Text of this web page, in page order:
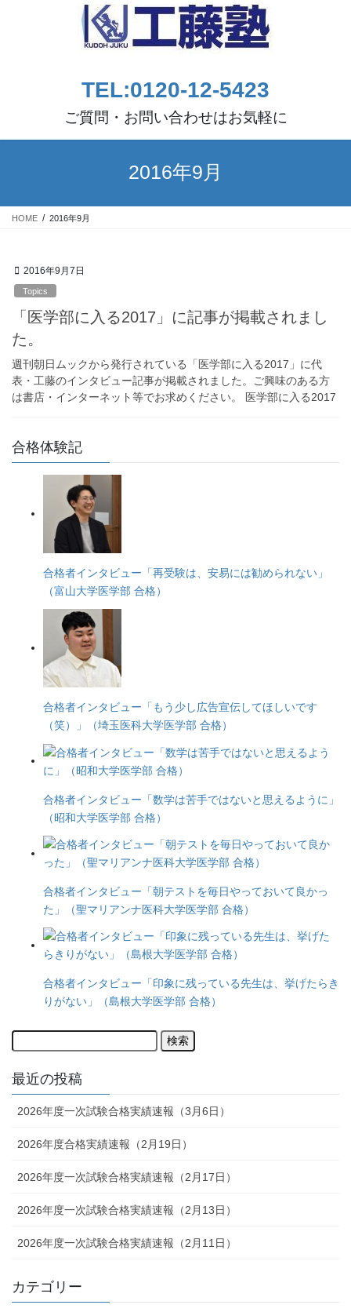
ッ
移
TEL:0120-12-5423
ご質問・お問い合わせはお気軽に
2016年9月
HOME 2016年9月
2016年9月7日
Topics
「医学部に入る2017」に記事が掲載されまし
た。
週刊朝日ムックから発行されている「医学部に入る2017」に代
表・工藤のインタビュー記事が掲載されました。ご興味のある方
は書店・インターネット等でお求めください。 医学部に入る2017
合格体験記
合格者インタビュー「再受験は、安易には勧められない」
（富山大学医学部 合格）
合格者インタビュー「もう少し広告宣伝してほしいです
（笑）」（埼玉医科大学医学部 合格）
合格者インタビュー「数学は苦手ではないと思えるように」
（昭和大学医学部 合格）
合格者インタビュー「朝テストを毎日やっておいて良かっ
た」（聖マリアンナ医科大学医学部 合格）
合格者インタビュー「印象に残っている先生は、挙げたらき
りがない」（島根大学医学部 合格）
検
索:
最近の投稿
2026年度一次試験合格実績速報（3月6日）
2026年度合格実績速報（2月19日）
2026年度一次試験合格実績速報（2月17日）
2026年度一次試験合格実績速報（2月13日）
2026年度一次試験合格実績速報（2月11日）
カテゴリー